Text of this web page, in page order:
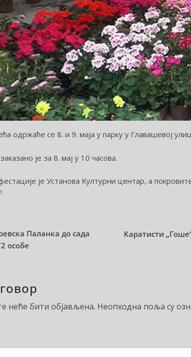
одржаће се 8. и 9. маја у парку у Главашевој
је за 8. мај у 10 часова.
је Установа Културни центар, а
Паланка до сада
особе
Каратисти
неће бити објављена. Неопходна поља су